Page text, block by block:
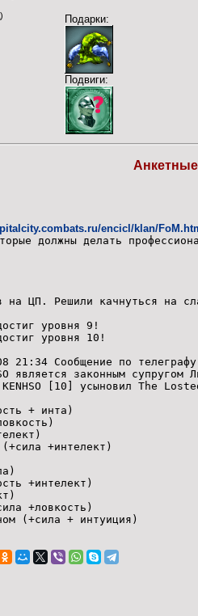
Подарки:
Подвиги:
encicl/klan/
должны делать
на ЦП. Решили качнуться на
уровня 9!
уровня 10!
21:34 Сообщение по
является законным супругом
[10] усыновил The
+ инта)
+интелект)
+интелект)
+ловкость)
(+сила + интуиция)